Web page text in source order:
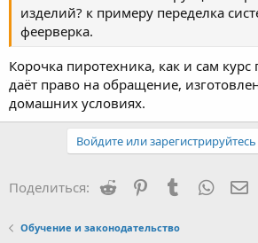
изделий? к примеру переделка
феерверка.
Корочка пиротехника, как и сам
даёт право на обращение,
домашних условиях.
Войдите или
Поделиться: Reddit PinterestTumblr
Обучение и законодательство